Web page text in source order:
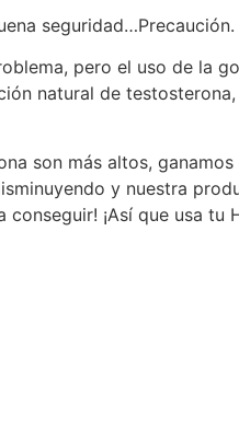
seguridad…Precaución.
pero el uso de la
natural de
son más altos,
y nuestra
¡Así que usa tu